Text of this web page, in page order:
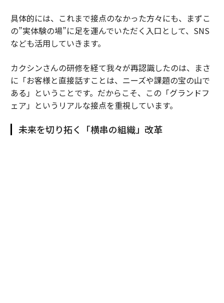
具体的には、これまで接点のなかった方々にも、まずこ
の”実体験の場”に足を運んでいただく入口として、SNS
なども活用していきます。
カクシンさんの研修を経て我々が再認識したのは、まさ
に「お客様と直接話すことは、ニーズや課題の宝の山で
ある」ということです。だからこそ、この「グランドフ
ェア」というリアルな接点を重視しています。
未来を切り拓く「横串の組織」改革